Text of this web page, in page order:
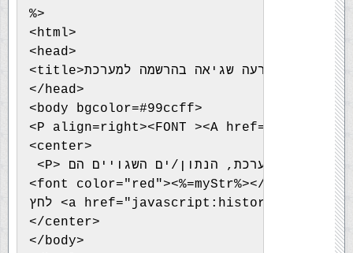
%>
<html>
<head>
<title>ארעה שגיאה בהרשמה למערכת</title>
</head>
<body bgcolor=#99ccff>
<P align=right><FONT ><A
<center>
<font color="red"><%=myStr%></font>
</center>
</body>